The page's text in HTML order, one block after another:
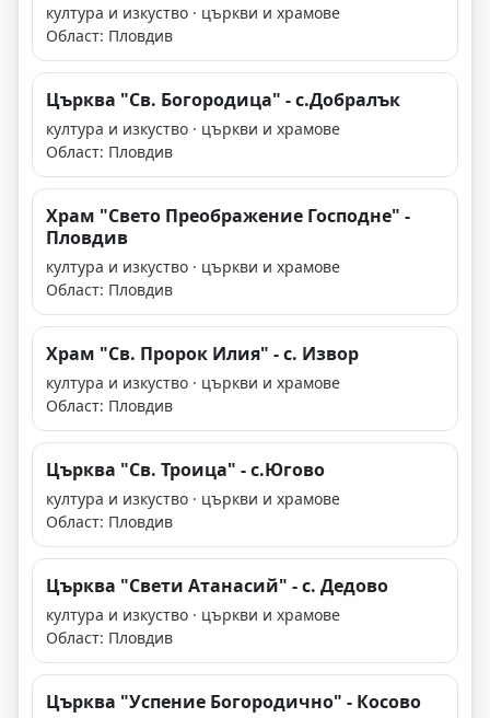
култура и изкуство · църкви и храмове
Област: Пловдив
Църква "Св. Богородица" - с.Добралък
култура и изкуство · църкви и храмове
Област: Пловдив
Храм "Свето Преображение Господне" -
Пловдив
култура и изкуство · църкви и храмове
Област: Пловдив
Храм "Св. Пророк Илия" - с. Извор
култура и изкуство · църкви и храмове
Област: Пловдив
Църква "Св. Троица" - с.Югово
култура и изкуство · църкви и храмове
Област: Пловдив
Църква "Свети Атанасий" - с. Дедово
култура и изкуство · църкви и храмове
Област: Пловдив
Църква "Успение Богородично" - Косово